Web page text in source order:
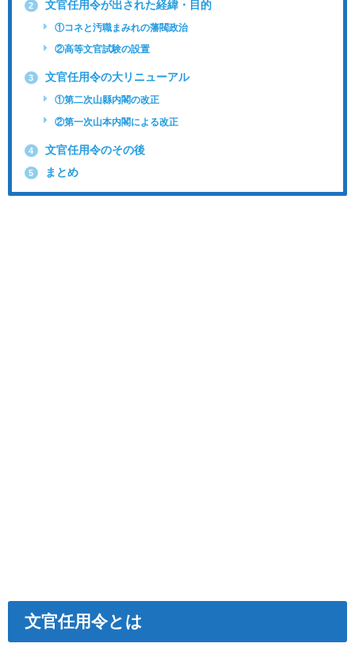
2 文官任用令が出された経緯・目的
①コネと汚職まみれの藩閥政治
②高等文官試験の設置
3 文官任用令の大リニューアル
①第二次山縣内閣の改正
②第一次山本内閣による改正
4 文官任用令のその後
5 まとめ
文官任用令とは